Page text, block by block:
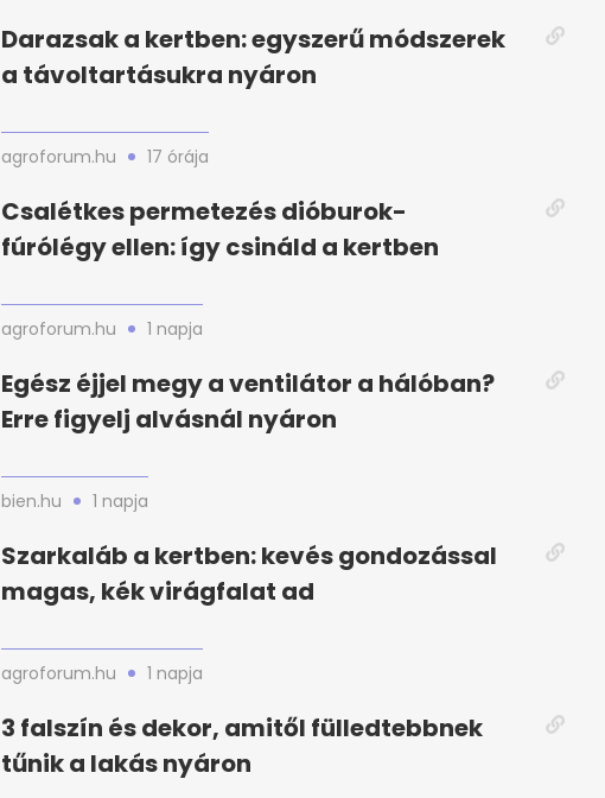
Darazsak a kertben: egyszerű módszerek
a távoltartásukra nyáron
agroforum.hu 17 órája
Csalétkes permetezés dióburok-
fúrólégy ellen: így csináld a kertben
agroforum.hu 1 napja
Egész éjjel megy a ventilátor a hálóban?
Erre figyelj alvásnál nyáron
bien.hu 1 napja
Szarkaláb a kertben: kevés gondozással
magas, kék virágfalat ad
agroforum.hu 1 napja
3 falszín és dekor, amitől fülledtebbnek
tűnik a lakás nyáron